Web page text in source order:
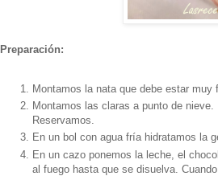
Preparación:
Montamos la nata que debe estar muy
Montamos las claras a punto de
Reservamos.
En un bol con agua fría hidratamos la
En un cazo ponemos la leche, el
al fuego hasta que se disuelva.